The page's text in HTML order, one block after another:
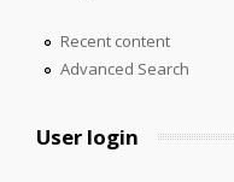
Recent content
Advanced Search
User login